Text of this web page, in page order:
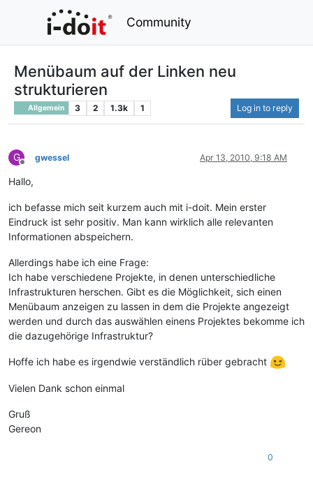
Community
Menübaum auf der Linken neu
strukturieren
Allgemein 3 2 1.3k 1 Log in to reply
G
Offline
gwessel Apr 13, 2010, 9:18 AM
Hallo,
ich befasse mich seit kurzem auch mit i-doit. Mein erster
Eindruck ist sehr positiv. Man kann wirklich alle relevanten
Informationen abspeichern.
Allerdings habe ich eine Frage:
Ich habe verschiedene Projekte, in denen unterschiedliche
Infrastrukturen herschen. Gibt es die Möglichkeit, sich einen
Menübaum anzeigen zu lassen in dem die Projekte angezeigt
werden und durch das auswählen einens Projektes bekomme ich
die dazugehörige Infrastruktur?
Hoffe ich habe es irgendwie verständlich rüber gebracht
Vielen Dank schon einmal
Gruß
Gereon
0